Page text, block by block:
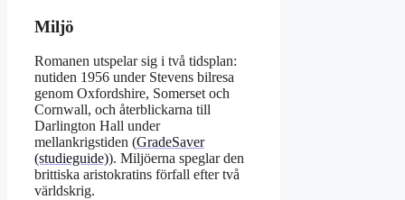
Miljö
Romanen utspelar sig i två tidsplan:
nutiden 1956 under Stevens bilresa
genom Oxfordshire, Somerset och
Cornwall, och återblickarna till
Darlington Hall under
mellankrigstiden (GradeSaver
(studieguide)). Miljöerna speglar den
brittiska aristokratins förfall efter två
världskrig.